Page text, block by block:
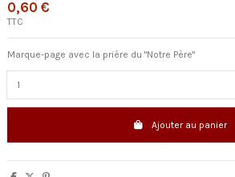
0,60 €
TTC
Marque-page avec la prière du "Notre Père"
Ajouter au panier